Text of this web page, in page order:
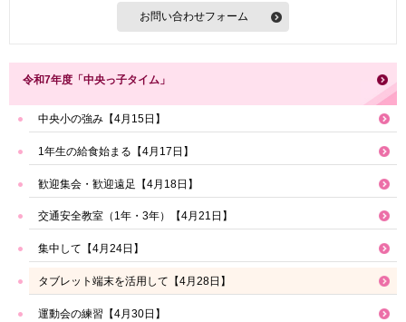
令和7年度「中央っ子タイム」
中央小の強み【4月15日】
1年生の給食始まる【4月17日】
歓迎集会・歓迎遠足【4月18日】
交通安全教室（1年・3年）【4月21日】
集中して【4月24日】
タブレット端末を活用して【4月28日】
運動会の練習【4月30日】